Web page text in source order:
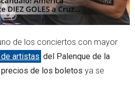
Cancelar
de los conciertos con mayor
artistas del Palenque de la
precios de los boletos ya se